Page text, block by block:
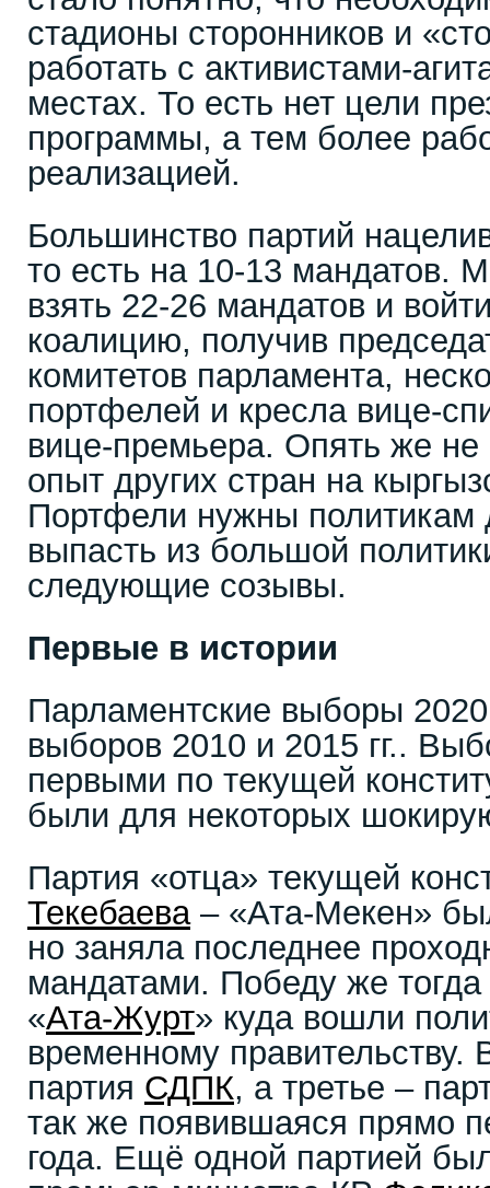
стадионы сторонников и
работать с активистами-
местах. То есть нет цели
программы, а тем более
реализацией.
Большинство партий
то есть на 10-13 мандатов.
взять 22-26 мандатов и
коалицию, получив
комитетов парламента,
портфелей и кресла вице-
вице-премьера. Опять же
опыт других стран на
Портфели нужны политикам
выпасть из большой
следующие созывы.
Первые в истории
Парламентские выборы
выборов 2010 и 2015 гг..
первыми по текущей
были для некоторых
Партия «отца» текущей
Текебаева– «Ата-Мекен»
но заняла последнее
мандатами. Победу же
«Ата-Журт» куда вошли
временному правительству.
партия СДПК, а третье –
так же появившаяся прямо
года. Ещё одной партией